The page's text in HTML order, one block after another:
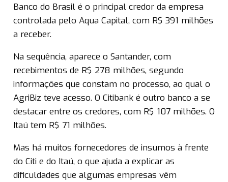
Banco do Brasil é o principal credor da empresa
controlada pelo Aqua Capital, com R$ 391 milhões
a receber.
Na sequência, aparece o Santander, com
recebimentos de R$ 278 milhões, segundo
informações que constam no processo, ao qual o
AgriBiz teve acesso. O Citibank é outro banco a se
destacar entre os credores, com R$ 107 milhões. O
Itaú tem R$ 71 milhões.
Mas há muitos fornecedores de insumos à frente
do Citi e do Itaú, o que ajuda a explicar as
dificuldades que algumas empresas vêm